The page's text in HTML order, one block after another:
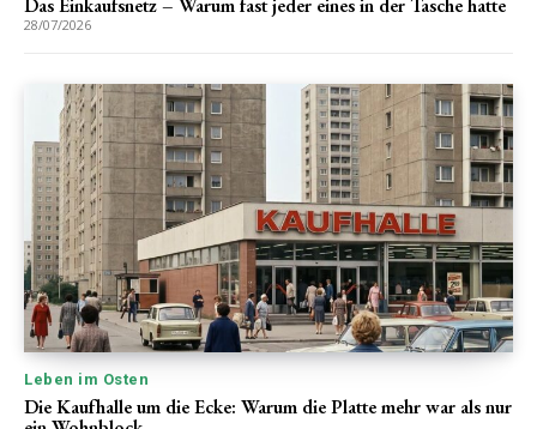
Das Einkaufsnetz – Warum fast jeder eines in der Tasche hatte
28/07/2026
Leben im Osten
Die Kaufhalle um die Ecke: Warum die Platte mehr war als nur